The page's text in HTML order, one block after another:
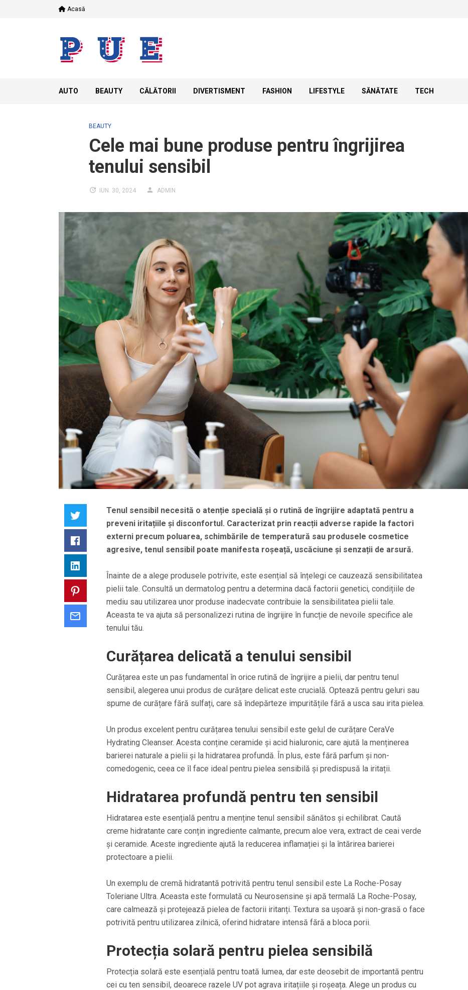
Acasă
AUTO BEAUTY CĂLĂTORII DIVERTISMENT FASHION LIFESTYLE SĂNĂTATE TECH
BEAUTY
Cele mai bune produse pentru îngrijirea
tenului sensibil
IUN. 30, 2024 ADMIN
Facebook
Pinterest
Tenul sensibil necesită o atenție specială și o rutină de îngrijire adaptată pentru a
preveni iritațiile și disconfortul. Caracterizat prin reacții adverse rapide la factori
externi precum poluarea, schimbările de temperatură sau produsele cosmetice
agresive, tenul sensibil poate manifesta roșeață, uscăciune și senzații de arsură.
Înainte de a alege produsele potrivite, este esențial să înțelegi ce cauzează sensibilitatea
pielii tale. Consultă un dermatolog pentru a determina dacă factorii genetici, condițiile de
mediu sau utilizarea unor produse inadecvate contribuie la sensibilitatea pielii tale.
Aceasta te va ajuta să personalizezi rutina de îngrijire în funcție de nevoile specifice ale
tenului tău.
Curățarea delicată a tenului sensibil
Curățarea este un pas fundamental în orice rutină de îngrijire a pielii, dar pentru tenul
sensibil, alegerea unui produs de curățare delicat este crucială. Optează pentru geluri sau
spume de curățare fără sulfați, care să îndepărteze impuritățile fără a usca sau irita pielea.
Un produs excelent pentru curățarea tenului sensibil este gelul de curățare CeraVe
Hydrating Cleanser. Acesta conține ceramide și acid hialuronic, care ajută la menținerea
barierei naturale a pielii și la hidratarea profundă. În plus, este fără parfum și non-
comedogenic, ceea ce îl face ideal pentru pielea sensibilă și predispusă la iritații.
Hidratarea profundă pentru ten sensibil
Hidratarea este esențială pentru a menține tenul sensibil sănătos și echilibrat. Caută
creme hidratante care conțin ingrediente calmante, precum aloe vera, extract de ceai verde
și ceramide. Aceste ingrediente ajută la reducerea inflamației și la întărirea barierei
protectoare a pielii.
Un exemplu de cremă hidratantă potrivită pentru tenul sensibil este La Roche-Posay
Toleriane Ultra. Aceasta este formulată cu Neurosensine și apă termală La Roche-Posay,
care calmează și protejează pielea de factorii iritanți. Textura sa ușoară și non-grasă o face
potrivită pentru utilizarea zilnică, oferind hidratare intensă fără a bloca porii.
Protecția solară pentru pielea sensibilă
Protecția solară este esențială pentru toată lumea, dar este deosebit de importantă pentru
cei cu ten sensibil, deoarece razele UV pot agrava iritațiile și roșeața. Alege un produs cu